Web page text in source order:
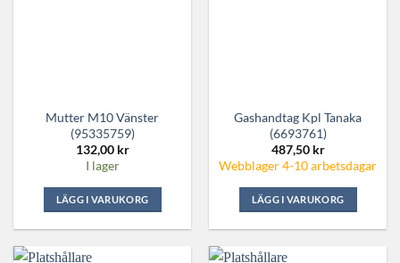
Mutter M10 Vänster
(95335759)
132,00 kr
I lager
LÄGG I VARUKORG
Gashandtag Kpl Tanaka
(6693761)
487,50 kr
Webblager 4-10 arbetsdagar
LÄGG I VARUKORG